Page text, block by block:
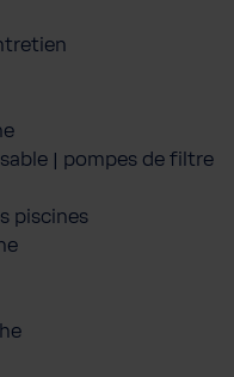
| pompes de filtre
piscines